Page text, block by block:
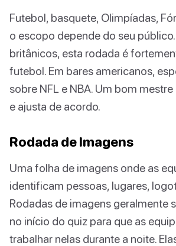
Futebol, basquete, Olimpíadas,
o escopo depende do seu
britânicos, esta rodada é
futebol. Em bares americanos,
sobre NFL e NBA. Um bom
e ajusta de acordo.
Rodada de Imagens
Uma folha de imagens onde as
identificam pessoas, lugares,
Rodadas de imagens geralmente
no início do quiz para que as
trabalhar nelas durante a noite.